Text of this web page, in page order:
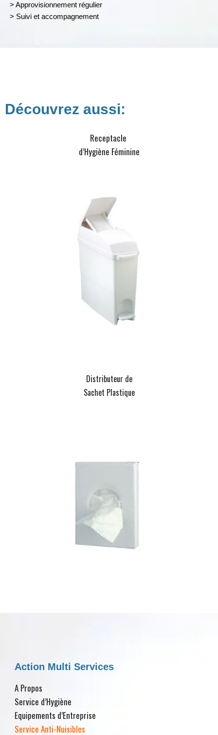
> Approvisionnement régulier
> Suivi et accompagnement
Découvrez aussi:
Receptacle
d’Hygiène Féminine
Distributeur de
Sachet Plastique
Action Multi Services
A Propos
Service d’Hygiène
Equipements d’Entreprise
Service Anti-Nuisibles